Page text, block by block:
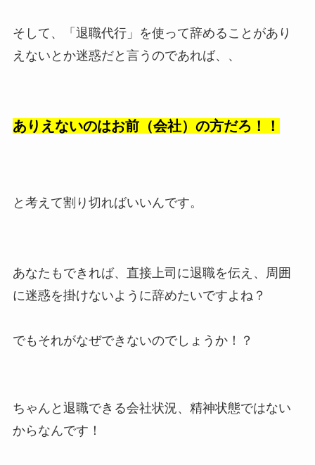
そして、「退職代行」を使って辞めることがあり
えないとか迷惑だと言うのであれば、、
ありえないのはお前（会社）の方だろ！！
と考えて割り切ればいいんです。
あなたもできれば、直接上司に退職を伝え、周囲
に迷惑を掛けないように辞めたいですよね？
でもそれがなぜできないのでしょうか！？
ちゃんと退職できる会社状況、精神状態ではない
からなんです！